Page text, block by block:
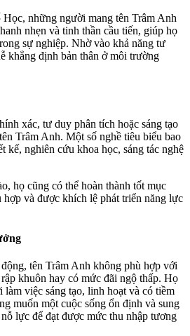
những người mang tên Trâm Anh
nhẹn và tinh thần cầu tiến, giúp họ
sự nghiệp. Nhờ vào khả năng tư
khẳng định bản thân ở môi trường
xác, tư duy phân tích hoặc sáng tạo
Trâm Anh. Một số nghề tiêu biểu bao
kế, nghiên cứu khoa học, sáng tác nghệ
họ cũng có thể hoàn thành tốt mục
và được khích lệ phát triển năng lực
tên Trâm Anh không phù hợp với
khuôn hay có mức đãi ngộ thấp. Họ
việc sáng tạo, linh hoạt và có tiềm
muốn một cuộc sống ổn định và sung
lực để đạt được mức thu nhập tương